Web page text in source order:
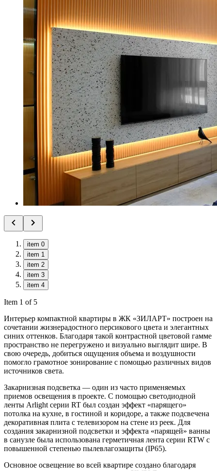
item 0
item 1
item 2
item 3
item 4
Item 1 of 5
Интерьер компактной квартиры в ЖК «ЗИЛАРТ» построен на
сочетании жизнерадостного персикового цвета и элегантных
синих оттенков. Благодаря такой контрастной цветовой гамме
пространство не перегружено и визуально выглядит шире. В
свою очередь, добиться ощущения объема и воздушности
помогло грамотное зонирование с помощью различных видов
источников света.
Закарнизная подсветка — один из часто применяемых
приемов освещения в проекте. С помощью светодиодной
ленты Arlight серии RT был создан эффект «парящего»
потолка на кухне, в гостиной и коридоре, а также подсвечена
декоративная плита с телевизором на стене из реек. Для
создания закарнизной подсветки и эффекта «парящей» ванны
в санузле была использована герметичная лента серии RTW с
повышенной степенью пылевлагозащиты (IP65).
Основное освещение во всей квартире создано благодаря